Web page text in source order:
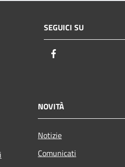
SEGUICI SU
NOVITÀ
Notizie
Comunicati